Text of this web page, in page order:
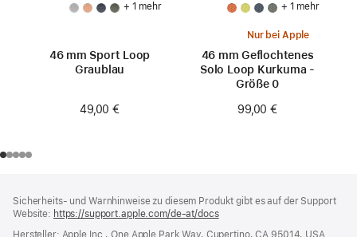
+ 1 mehr
46 mm Sport Loop
Graublau
49,00 €
+ 1 mehr
Nur bei Apple
46 mm Geflochtenes
Solo Loop Kurkuma -
Größe 0
99,00 €
Sicherheits- und Warnhinweise zu diesem Produkt gibt es auf der Support
Website: https://support.apple.com/de-at/docs(öffnet
Hersteller: Apple Inc., One Apple Park Way, Cupertino, CA 95014, USA.